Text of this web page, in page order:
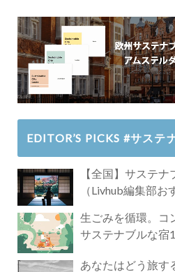
EDITOR’S PICKS #サステ
【全国】サステ
（Livhub編集部お
生ごみを循環。コ
サステナブルな宿
あなたはどう旅する？ ｜ 英国サス